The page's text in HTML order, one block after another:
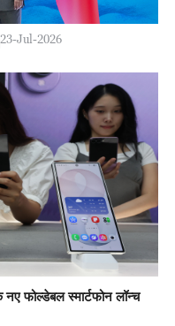
23-Jul-2026
फोल्डेबल स्मार्टफोन लॉन्च